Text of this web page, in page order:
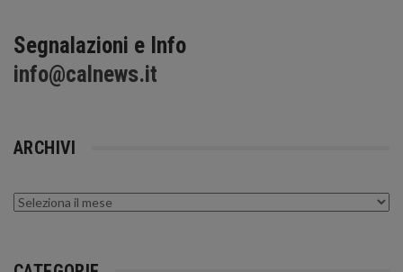
Segnalazioni e Info
info@calnews.it
ARCHIVI
Archivi